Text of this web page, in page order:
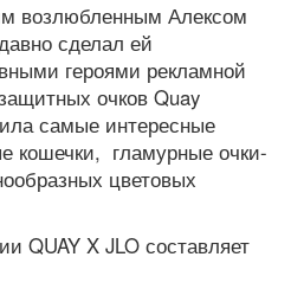
возлюбленным Алексом
сделал ей
героями рекламной
очков Quay
самые интересные
кошечки, гламурные очки-
цветовых
QUAY X JLO составляет